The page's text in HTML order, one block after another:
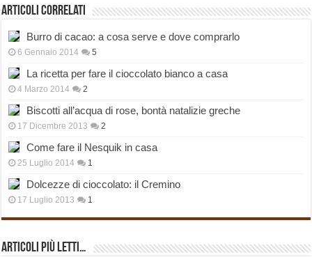
Articoli correlati
Burro di cacao: a cosa serve e dove comprarlo
6 Gennaio 2014 5
La ricetta per fare il cioccolato bianco a casa
4 Marzo 2014 2
Biscotti all’acqua di rose, bontà natalizie greche
17 Dicembre 2013 2
Come fare il Nesquik in casa
25 Luglio 2014 1
Dolcezze di cioccolato: il Cremino
17 Luglio 2013 1
Articoli più Letti…